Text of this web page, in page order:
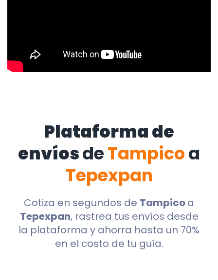
Plataforma de
envíosdeTampicoa
Tepexpan
Cotiza en segundos de Tampicoa
Tepexpan, rastrea tus envíos desde
la plataforma y ahorra hasta un 70%
en el costo de tu guía.